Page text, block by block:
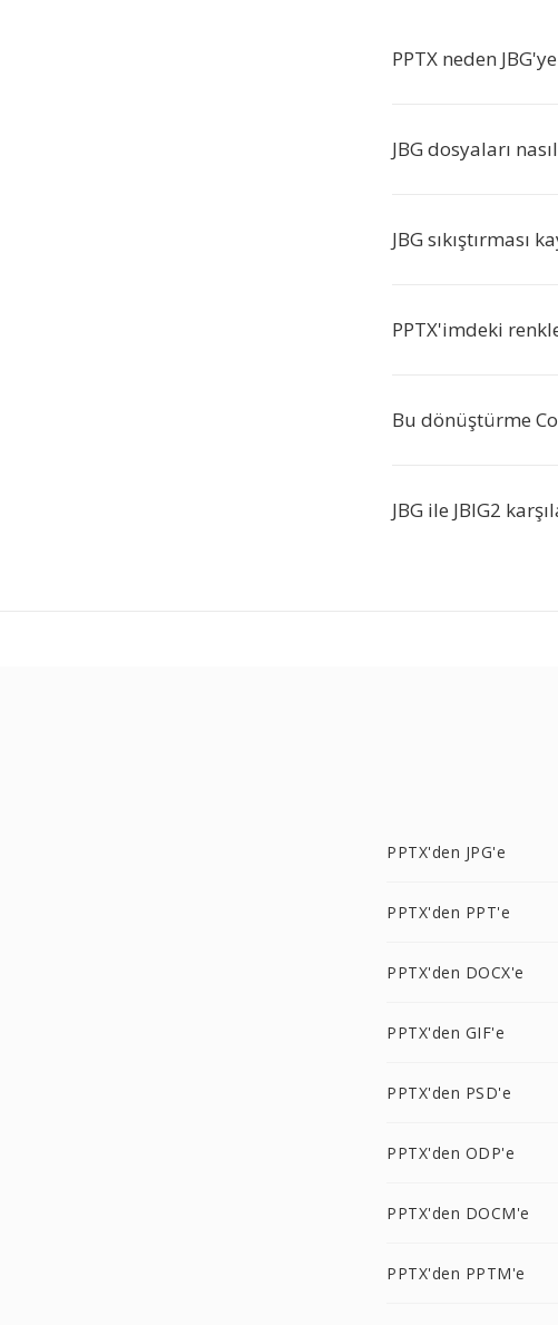
PPTX neden
JBG dosyaları nasıl
JBG sıkıştırması
PPTX'imdeki
Bu dönüştürme
JBG ile JBIG2
PPTX'den JPG'e
PPTX'den PPT'e
PPTX'den DOCX'e
PPTX'den GIF'e
PPTX'den PSD'e
PPTX'den ODP'e
PPTX'den DOCM'e
PPTX'den PPTM'e